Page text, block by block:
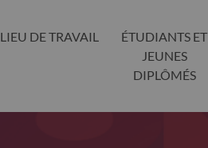
LIEU DE TRAVAIL
ÉTUDIANTS ET
JEUNES
DIPLÔMÉS